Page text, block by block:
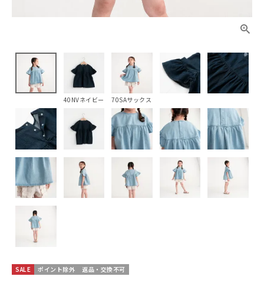
40NVネイビー 70SAサックス
SALE ポイント除外 返品・交換不可